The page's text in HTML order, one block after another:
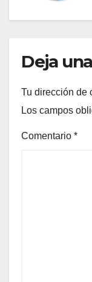
Deja
Tu dirección de
Los campos
Comentario *